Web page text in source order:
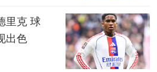
里克 球
出色